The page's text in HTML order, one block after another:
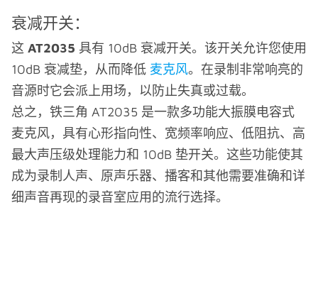
衰减开关：
这 AT2035 具有 10dB 衰减开关。该开关允许您使用
10dB 衰减垫，从而降低 麦克风。在录制非常响亮的
音源时它会派上用场，以防止失真或过载。
总之，铁三角 AT2035 是一款多功能大振膜电容式
麦克风，具有心形指向性、宽频率响应、低阻抗、高
最大声压级处理能力和 10dB 垫开关。这些功能使其
成为录制人声、原声乐器、播客和其他需要准确和详
细声音再现的录音室应用的流行选择。